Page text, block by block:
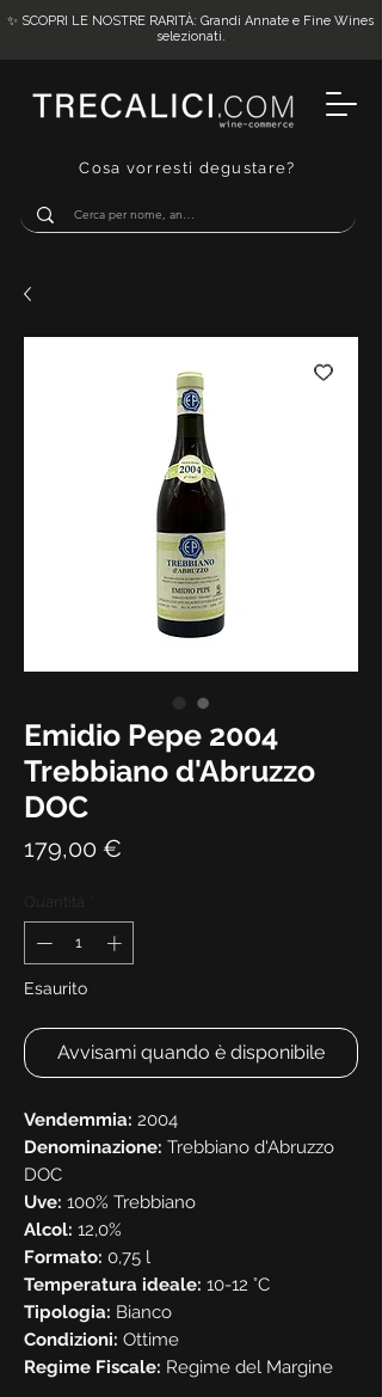
Cosa vorresti degustare?
✨ SCOPRI LE NOSTRE RARITÀ: Grandi Annate e Fine Wines
selezionati.
Emidio Pepe 2004
Trebbiano d'Abruzzo
DOC
179,00 €
Esaurito
Avvisami quando è disponibile
Vendemmia: 2004
Denominazione: Trebbiano d'Abruzzo
DOC
Uve: 100% Trebbiano
Alcol: 12,0%
Formato: 0,75 l
Temperatura ideale: 10-12 °C
Tipologia: Bianco
Condizioni: Ottime
Regime Fiscale: Regime del Margine